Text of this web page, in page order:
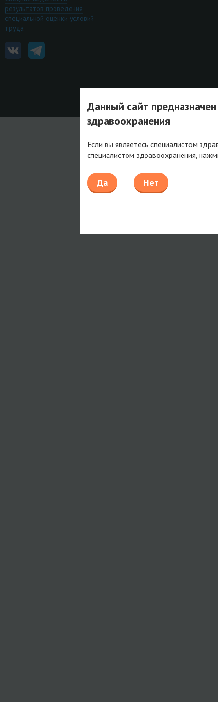
результатов проведения
специальной оценки условий
труда
Данный сайт
здравоохранения
Если вы являетесь специалистом
специалистом здравоохранения,
Да Нет